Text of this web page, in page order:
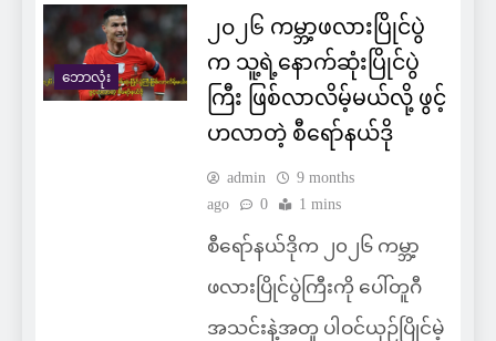
ဘောလုံး
၂၀၂၆ ကမ္ဘာ့ဖလားပြိုင်ပွဲ
က သူ့ရဲ့နောက်ဆုံးပြိုင်ပွဲ
ကြီး ဖြစ်လာလိမ့်မယ်လို့ ဖွင့်
ဟလာတဲ့ စီရော်နယ်ဒို
admin
9 months
ago
0 1 mins
စီရော်နယ်ဒိုက ၂၀၂၆ ကမ္ဘာ့
ဖလားပြိုင်ပွဲကြီးကို ပေါ်တူဂီ
အသင်းနဲ့အတူ ပါဝင်ယှဉ်ပြိုင်မဲ့